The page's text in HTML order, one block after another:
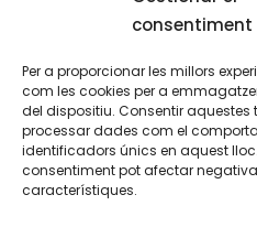
consentiment
Per a proporcionar les millors
com les cookies per a
del dispositiu. Consentir aquestes
processar dades com el
identificadors únics en aquest
consentiment pot afectar
característiques.
TEXTOS LEGALS
Política de privacitat
Política de cookies
Avis legal